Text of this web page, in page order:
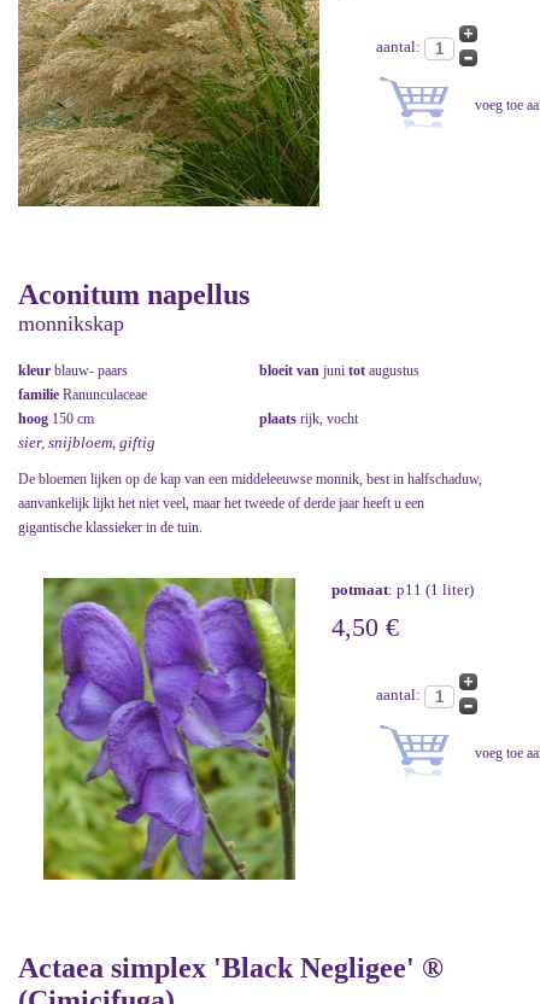
aantal:
Aconitum napellus
monnikskap
kleur blauw- paars bloeit van juni tot augustus
familie Ranunculaceae
hoog 150 cm plaats rijk, vocht
sier, snijbloem, giftig
De bloemen lijken op de kap van een middeleeuwse monnik, best in halfschaduw,
aanvankelijk lijkt het niet veel, maar het tweede of derde jaar heeft u een
gigantische klassieker in de tuin.
potmaat: p11 (1 liter)
4,50 €
aantal:
Actaea simplex 'Black Negligee' ®